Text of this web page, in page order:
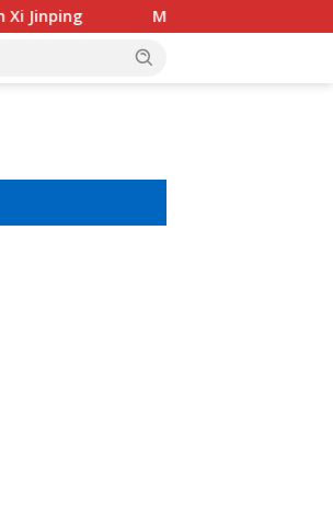
Modifikasi Ayla Vintage dan Gran Max